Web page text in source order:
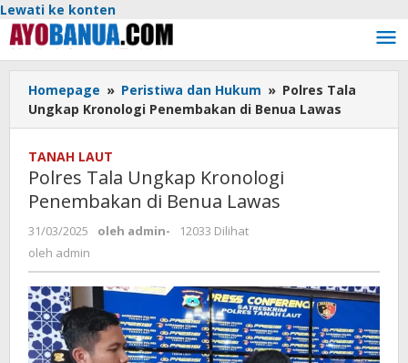
Lewati ke konten
Homepage » Peristiwa dan Hukum » Polres Tala
Ungkap Kronologi Penembakan di Benua Lawas
TANAH LAUT
Polres Tala Ungkap Kronologi
Penembakan di Benua Lawas
31/03/2025 oleh admin-
12033 Dilihat
oleh admin